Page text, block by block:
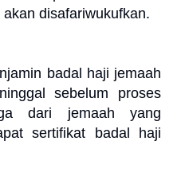
disafariwukufkan.
badal haji jemaah
sebelum proses
dari jemaah yang
sertifikat badal haji